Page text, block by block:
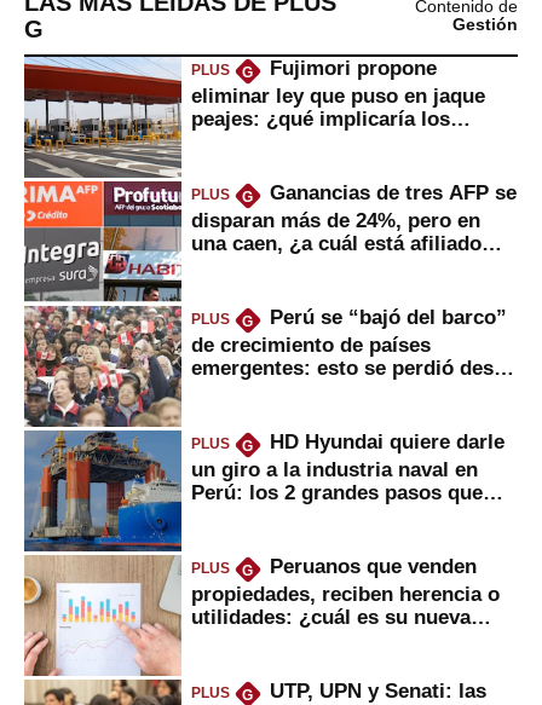
G
Contenido de
Gestión
PLUS G
Fujimori propone
eliminar ley que puso en jaque
peajes: ¿qué implicaría los
PLUS G
Ganancias de tres AFP se
disparan más de 24%, pero en
una caen, ¿a cuál está afiliado
PLUS G
Perú se “bajó del barco”
de crecimiento de países
emergentes: esto se perdió desde
PLUS G
HD Hyundai quiere darle
un giro a la industria naval en
Perú: los 2 grandes pasos que
PLUS G
Peruanos que venden
propiedades, reciben herencia o
utilidades: ¿cuál es su nueva
PLUS G
UTP, UPN y Senati: las